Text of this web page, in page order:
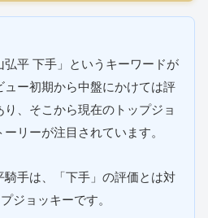
平 下手」というキーワードが
ー初期から中盤にかけては評
、そこから現在のトップジョ
リーが注目されています。
騎手は、「下手」の評価とは対
ジョッキーです。